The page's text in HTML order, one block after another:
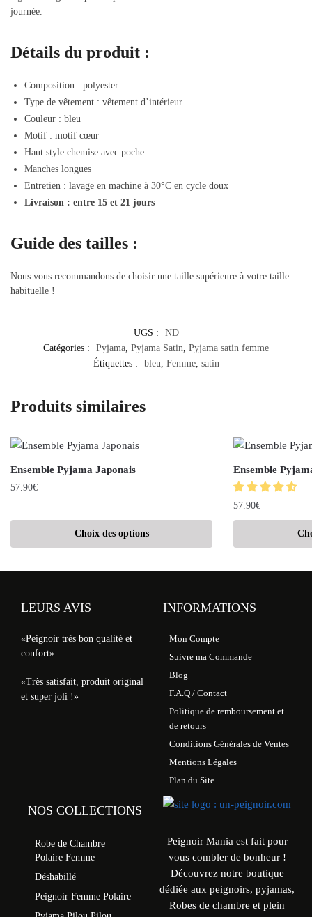
journée.
Détails du produit :
Composition : polyester
Type de vêtement : vêtement d’intérieur
Couleur : bleu
Motif : motif cœur
Haut style chemise avec poche
Manches longues
Entretien : lavage en machine à 30°C en cycle doux
Livraison : entre 15 et 21 jours
Guide des tailles :
Nous vous recommandons de choisir une taille supérieure à votre taille
habituelle !
UGS :
ND
Catégories :
Pyjama, Pyjama Satin, Pyjama satin femme
Étiquettes :
bleu, Femme, satin
Produits similaires
Ensemble Pyjama Japonais
57.90€
Choix des options
Ensemble
57.90€
LEURS AVIS
«Peignoir très bon qualité et
confort»
«Très satisfait, produit original
et super joli !»
INFORMATIONS
Mon Compte
Suivre ma Commande
Blog
F.A.Q / Contact
Politique de remboursement et
de retours
Conditions Générales de Ventes
Mentions Légales
Plan du Site
NOS COLLECTIONS
Robe de Chambre
Polaire Femme
Déshabillé
Peignoir Femme Polaire
Peignoir Mania est fait pour
vous combler de bonheur !
Découvrez notre boutique
dédiée aux peignoirs, pyjamas,
Robes de chambre et plein